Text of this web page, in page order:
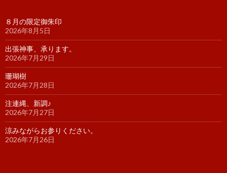
８月の限定御朱印
2026年8月5日
出張神事、承ります。
2026年7月29日
珊瑚樹
2026年7月28日
注連縄、新調♪
2026年7月27日
涼みながらお参りください。
2026年7月26日